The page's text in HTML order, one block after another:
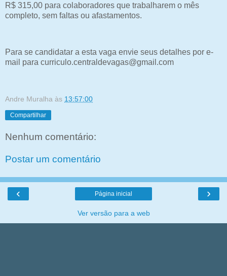
R$ 315,00 para colaboradores que trabalharem o mês
completo, sem faltas ou afastamentos.
Para se candidatar a esta vaga envie seus detalhes por e-
mail para curriculo.centraldevagas@gmail.com
Andre Muralha às 13:57:00
Compartilhar
Nenhum comentário:
Postar um comentário
‹ ›
Página inicial
Ver versão para a web